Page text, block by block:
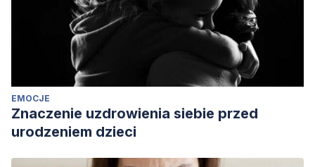
EMOCJE
Znaczenie uzdrowienia siebie przed
urodzeniem dzieci